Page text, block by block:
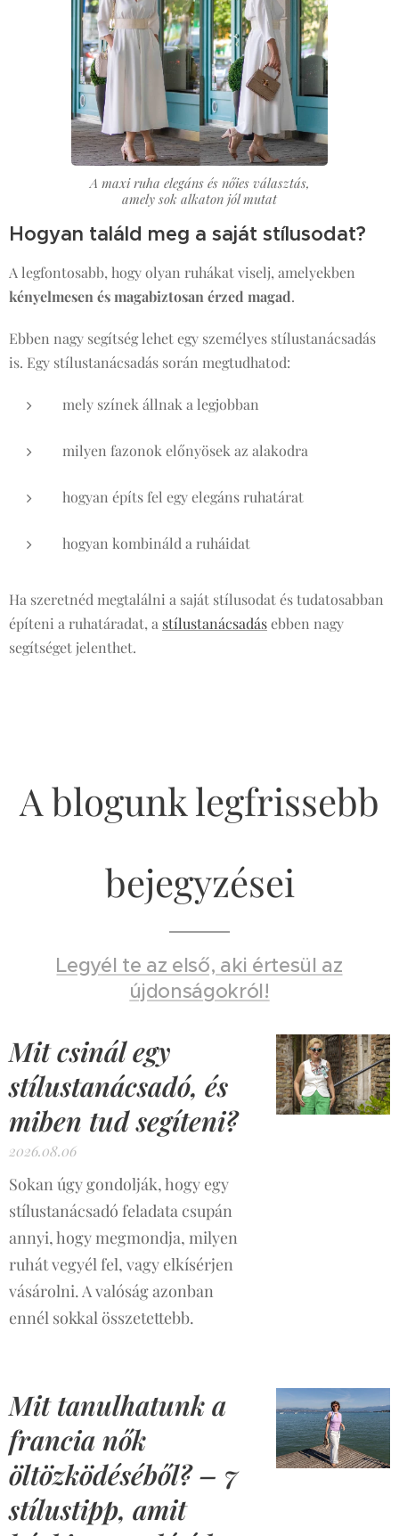
A maxi ruha elegáns és nőies választás,
amely sok alkaton jól mutat
Hogyan találd meg a saját stílusodat?
A legfontosabb, hogy olyan ruhákat viselj, amelyekben
kényelmesen és magabiztosan érzed magad.
Ebben nagy segítség lehet egy személyes stílustanácsadás
is. Egy stílustanácsadás során megtudhatod:
mely színek állnak a legjobban
milyen fazonok előnyösek az alakodra
hogyan építs fel egy elegáns ruhatárat
hogyan kombináld a ruháidat
Ha szeretnéd megtalálni a saját stílusodat és tudatosabban
építeni a ruhatáradat, a stílustanácsadásebben nagy
segítséget jelenthet.
A blogunk legfrissebb
bejegyzései
Legyél te az első, aki értesül az
újdonságokról!
Mit csinál egy
stílustanácsadó, és
miben tud segíteni?
2026.08.06
Sokan úgy gondolják, hogy egy
stílustanácsadó feladata csupán
annyi, hogy megmondja, milyen
ruhát vegyél fel, vagy elkísérjen
vásárolni. A valóság azonban
ennél sokkal összetettebb.
Mit tanulhatunk a
francia nők
öltözködéséből? – 7
stílustipp, amit